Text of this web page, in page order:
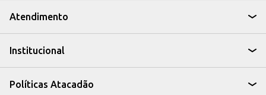
Recomendada para jogos recreativos e competições de futevôlei.
Para maior durabilidade, evite o uso em superfícies ásperas ou com objetos
pontiagudos.
Atendimento
Institucional
Políticas Atacadão